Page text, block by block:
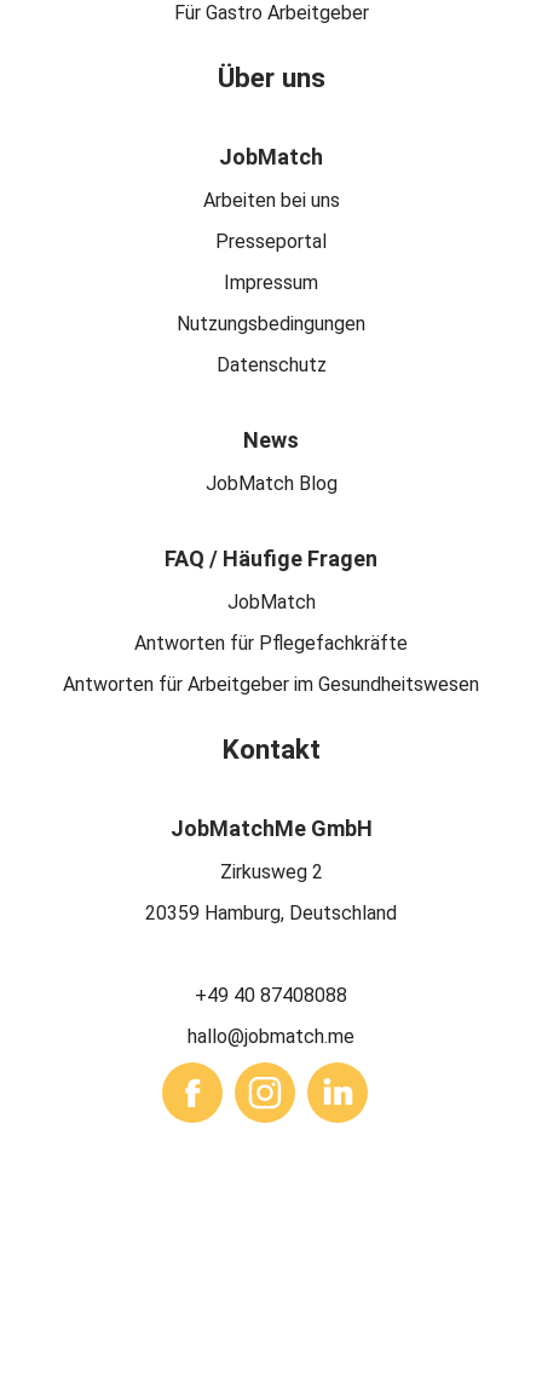
Für Gastro Arbeitgeber
Über uns
JobMatch
Arbeiten bei uns
Presseportal
Impressum
Nutzungsbedingungen
Datenschutz
News
JobMatch Blog
FAQ / Häufige Fragen
JobMatch
Antworten für Pflegefachkräfte
Antworten für Arbeitgeber im Gesundheitswesen
Kontakt
JobMatchMe GmbH
Zirkusweg 2
20359 Hamburg, Deutschland
+49 40 87408088
hallo@jobmatch.me